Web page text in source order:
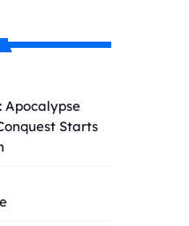
Apocalypse
Starts